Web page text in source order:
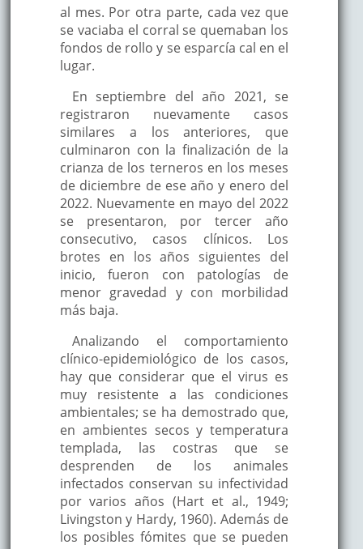
al mes. Por otra parte, cada vez que
se vaciaba el corral se quemaban los
fondos de rollo y se esparcía cal en el
lugar.
En septiembre del año 2021, se
registraron nuevamente casos
similares a los anteriores, que
culminaron con la finalización de la
crianza de los terneros en los meses
de diciembre de ese año y enero del
2022. Nuevamente en mayo del 2022
se presentaron, por tercer año
consecutivo, casos clínicos. Los
brotes en los años siguientes del
inicio, fueron con patologías de
menor gravedad y con morbilidad
más baja.
Analizando el comportamiento
clínico-epidemiológico de los casos,
hay que considerar que el virus es
muy resistente a las condiciones
ambientales; se ha demostrado que,
en ambientes secos y temperatura
templada, las costras que se
desprenden de los animales
infectados conservan su infectividad
por varios años (Hart et al., 1949;
Livingston y Hardy, 1960). Además de
los posibles fómites que se pueden